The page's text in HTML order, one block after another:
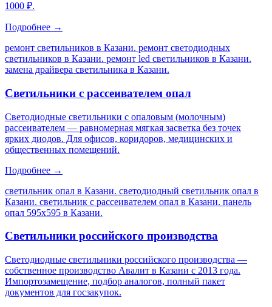
1000 ₽.
Подробнее →
ремонт светильников в Казани. ремонт светодиодных
светильников в Казани. ремонт led светильников в Казани.
замена драйвера светильника в Казани.
Светильники с рассеивателем опал
Светодиодные светильники с опаловым (молочным)
рассеивателем — равномерная мягкая засветка без точек
ярких диодов. Для офисов, коридоров, медицинских и
общественных помещений.
Подробнее →
светильник опал в Казани. светодиодный светильник опал в
Казани. светильник с рассеивателем опал в Казани. панель
опал 595х595 в Казани.
Светильники российского производства
Светодиодные светильники российского производства —
собственное производство Авалит в Казани с 2013 года.
Импортозамещение, подбор аналогов, полный пакет
документов для госзакупок.